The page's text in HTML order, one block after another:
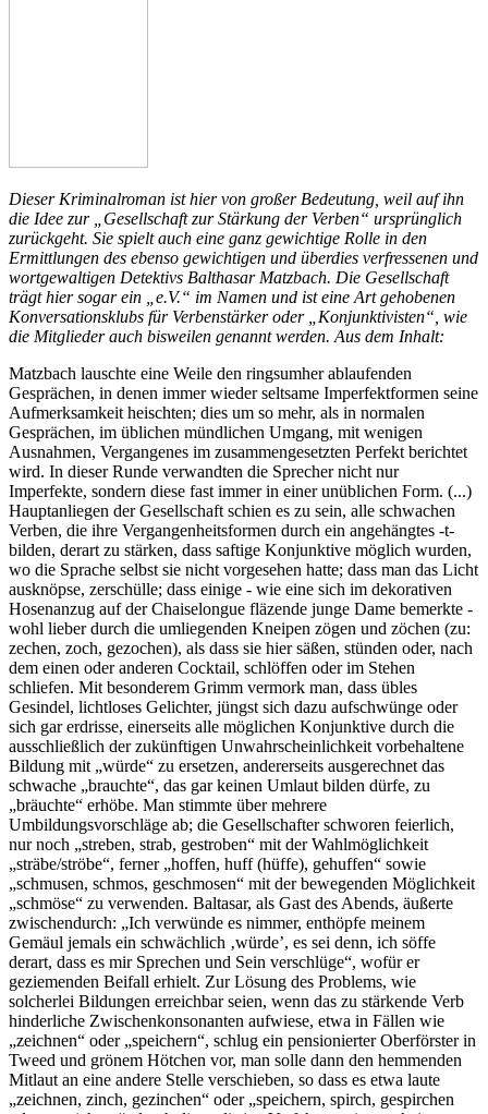
Dieser Kriminalroman ist hier von großer Bedeutung, weil auf ihn
die Idee zur „Gesellschaft zur Stärkung der Verben“ ursprünglich
zurückgeht. Sie spielt auch eine ganz gewichtige Rolle in den
Ermittlungen des ebenso gewichtigen und überdies verfressenen und
wortgewaltigen Detektivs Balthasar Matzbach. Die Gesellschaft
trägt hier sogar ein „e.V.“ im Namen und ist eine Art gehobenen
Konversationsklubs für Verbenstärker oder „Konjunktivisten“, wie
die Mitglieder auch bisweilen genannt werden. Aus dem Inhalt:
Matzbach lauschte eine Weile den ringsumher ablaufenden
Gesprächen, in denen immer wieder seltsame Imperfektformen seine
Aufmerksamkeit heischten; dies um so mehr, als in normalen
Gesprächen, im üblichen mündlichen Umgang, mit wenigen
Ausnahmen, Vergangenes im zusammengesetzten Perfekt berichtet
wird. In dieser Runde verwandten die Sprecher nicht nur
Imperfekte, sondern diese fast immer in einer unüblichen Form. (...)
Hauptanliegen der Gesellschaft schien es zu sein, alle schwachen
Verben, die ihre Vergangenheitsformen durch ein angehängtes -t-
bilden, derart zu stärken, dass saftige Konjunktive möglich wurden,
wo die Sprache selbst sie nicht vorgesehen hatte; dass man das Licht
ausknöpse, zerschülle; dass einige - wie eine sich im dekorativen
Hosenanzug auf der Chaiselongue fläzende junge Dame bemerkte -
wohl lieber durch die umliegenden Kneipen zögen und zöchen (zu:
zechen, zoch, gezochen), als dass sie hier säßen, stünden oder, nach
dem einen oder anderen Cocktail, schlöffen oder im Stehen
schliefen. Mit besonderem Grimm vermork man, dass übles
Gesindel, lichtloses Gelichter, jüngst sich dazu aufschwünge oder
sich gar erdrisse, einerseits alle möglichen Konjunktive durch die
ausschließlich der zukünftigen Unwahrscheinlichkeit vorbehaltene
Bildung mit „würde“ zu ersetzen, andererseits ausgerechnet das
schwache „brauchte“, das gar keinen Umlaut bilden dürfe, zu
„bräuchte“ erhöbe. Man stimmte über mehrere
Umbildungsvorschläge ab; die Gesellschafter schworen feierlich,
nur noch „streben, strab, gestroben“ mit der Wahlmöglichkeit
„sträbe/ströbe“, ferner „hoffen, huff (hüffe), gehuffen“ sowie
„schmusen, schmos, geschmosen“ mit der bewegenden Möglichkeit
„schmöse“ zu verwenden. Baltasar, als Gast des Abends, äußerte
zwischendurch: „Ich verwünde es nimmer, enthöpfe meinem
Gemäul jemals ein schwächlich ‚würde’, es sei denn, ich söffe
derart, dass es mir Sprechen und Sein verschlüge“, wofür er
geziemenden Beifall erhielt. Zur Lösung des Problems, wie
solcherlei Bildungen erreichbar seien, wenn das zu stärkende Verb
hinderliche Zwischenkonsonanten aufwiese, etwa in Fällen wie
„zeichnen“ oder „speichern“, schlug ein pensionierter Oberförster in
Tweed und grönem Hötchen vor, man solle dann den hemmenden
Mitlaut an eine andere Stelle verschieben, so dass es etwa laute
„zeichnen, zinch, gezinchen“ oder „speichern, spirch, gespirchen